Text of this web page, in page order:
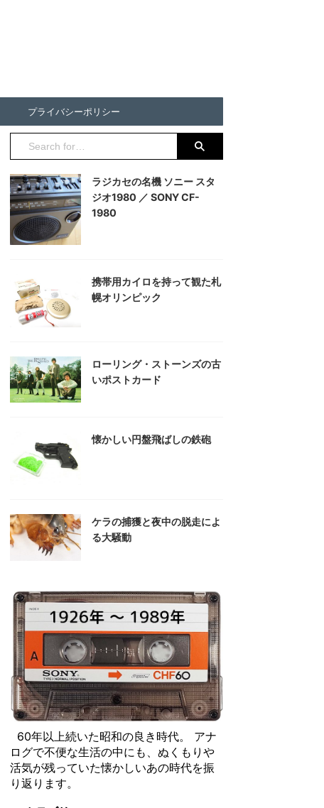
プライバシーポリシー
ラジカセの名機 ソニー スタ
ジオ1980 ／ SONY CF-
1980
携帯用カイロを持って観た札
幌オリンピック
ローリング・ストーンズの古
いポストカード
懐かしい円盤飛ばしの鉄砲
ケラの捕獲と夜中の脱走によ
る大騒動
60年以上続いた昭和の良き時代。 アナ
ログで不便な生活の中にも、ぬくもりや
活気が残っていた懐かしいあの時代を振
り返ります。